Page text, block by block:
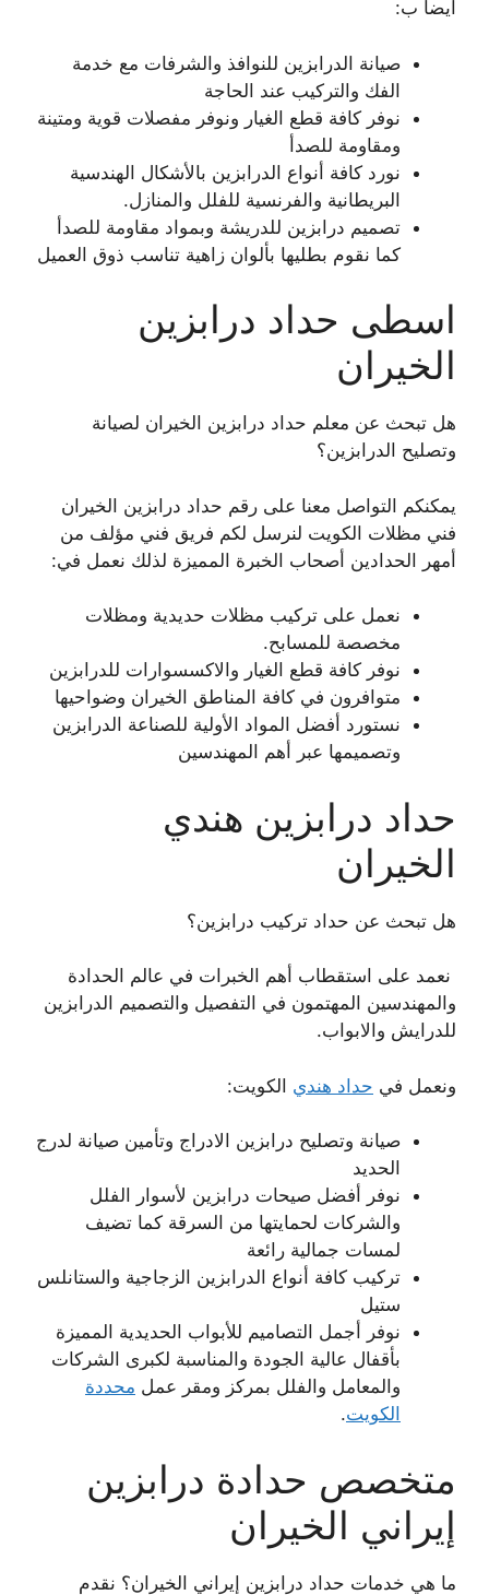
أيضا ب:
صيانة الدرابزين للنوافذ والشرفات مع خدمة
الفك والتركيب عند الحاجة
نوفر كافة قطع الغيار ونوفر مفصلات قوية ومتينة
ومقاومة للصدأ
نورد كافة أنواع الدرابزين بالأشكال الهندسية
البريطانية والفرنسية للفلل والمنازل.
تصميم درابزين للدريشة وبمواد مقاومة للصدأ
كما نقوم بطليها بألوان زاهية تناسب ذوق العميل
اسطى حداد درابزين
الخيران
هل تبحث عن معلم حداد درابزين الخيران لصيانة
وتصليح الدرابزين؟
يمكنكم التواصل معنا على رقم حداد درابزين الخيران
فني مظلات الكويت لنرسل لكم فريق فني مؤلف من
أمهر الحدادين أصحاب الخبرة المميزة لذلك نعمل في:
نعمل على تركيب مظلات حديدية ومظلات
مخصصة للمسابح.
نوفر كافة قطع الغيار والاكسسوارات للدرابزين
متوافرون في كافة المناطق الخيران وضواحيها
نستورد أفضل المواد الأولية للصناعة الدرابزين
وتصميمها عبر أهم المهندسين
حداد درابزين هندي
الخيران
هل تبحث عن حداد تركيب درابزين؟
نعمد على استقطاب أهم الخبرات في عالم الحدادة
والمهندسين المهتمون في التفصيل والتصميم الدرابزين
للدرايش والابواب.
ونعمل في حداد هندي الكويت:
صيانة وتصليح درابزين الادراج وتأمين صيانة لدرج
الحديد
نوفر أفضل صيحات درابزين لأسوار الفلل
والشركات لحمايتها من السرقة كما تضيف
لمسات جمالية رائعة
تركيب كافة أنواع الدرابزين الزجاجية والستانلس
ستيل
نوفر أجمل التصاميم للأبواب الحديدية المميزة
بأقفال عالية الجودة والمناسبة لكبرى الشركات
والمعامل والفلل بمركز ومقر عمل محددة
الكويت.
متخصص حدادة درابزين
إيراني الخيران
ما هي خدمات حداد درابزين إيراني الخيران؟ نقدم